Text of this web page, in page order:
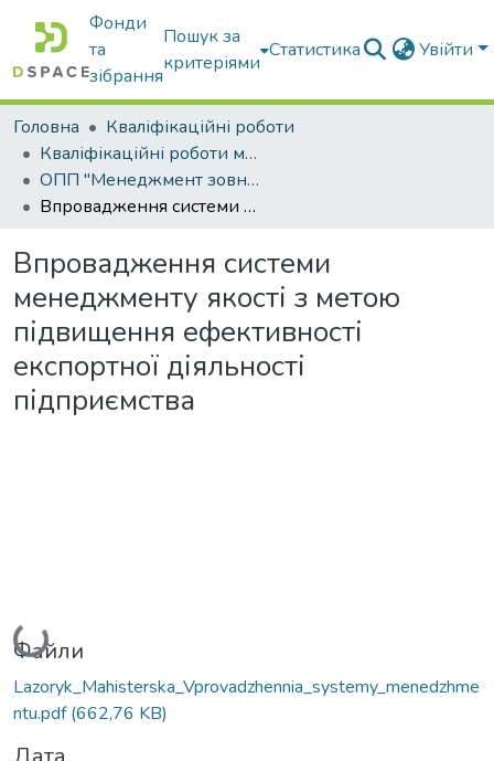
Фонди
та
зібрання
Пошук за
критеріями
Статистика Увійти
Головна
Кваліфікаційні роботи
Кваліфікаційні роботи магістрів
ОПП "Менеджмент зовнішньоекономічної діяльності"
Впровадження системи менеджменту якості з метою підвищення ефективності експортної діяльності підприємства
Впровадження системи
менеджменту якості з метою
підвищення ефективності
експортної діяльності
підприємства
Вантажиться...
Файли
Lazoryk_Mahisterska_Vprovadzhennia_systemy_menedzhme
ntu.pdf(662,76 KB)